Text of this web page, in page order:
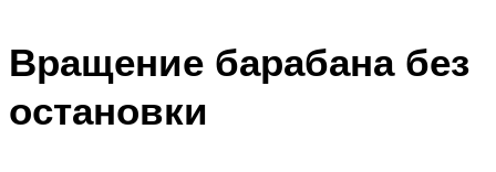
Вращение барабана без
остановки